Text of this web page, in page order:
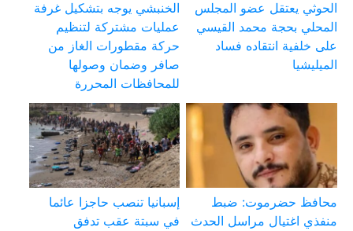
الحوثي يعتقل عضو المجلس
المحلي بحجة محمد القيسي
على خلفية انتقاده فساد
الميليشيا
الخنبشي يوجه بتشكيل غرفة
عمليات مشتركة لتنظيم
حركة مقطورات الغاز من
صافر وضمان وصولها
للمحافظات المحررة
محافظ حضرموت: ضبط
منفذي اغتيال مراسل الحدث
إسبانيا تنصب حاجزا عائما
في سبتة عقب تدفق